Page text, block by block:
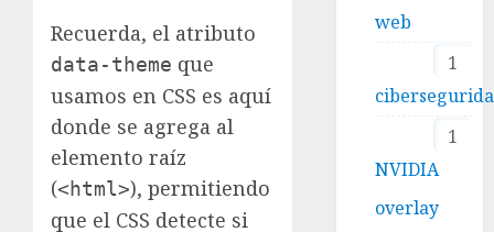
Recuerda, el atributo
data-theme que
usamos en CSS es aquí
donde se agrega al
elemento raíz
(<html>), permitiendo
que el CSS detecte si
web
1
1
NVIDIA
overlay